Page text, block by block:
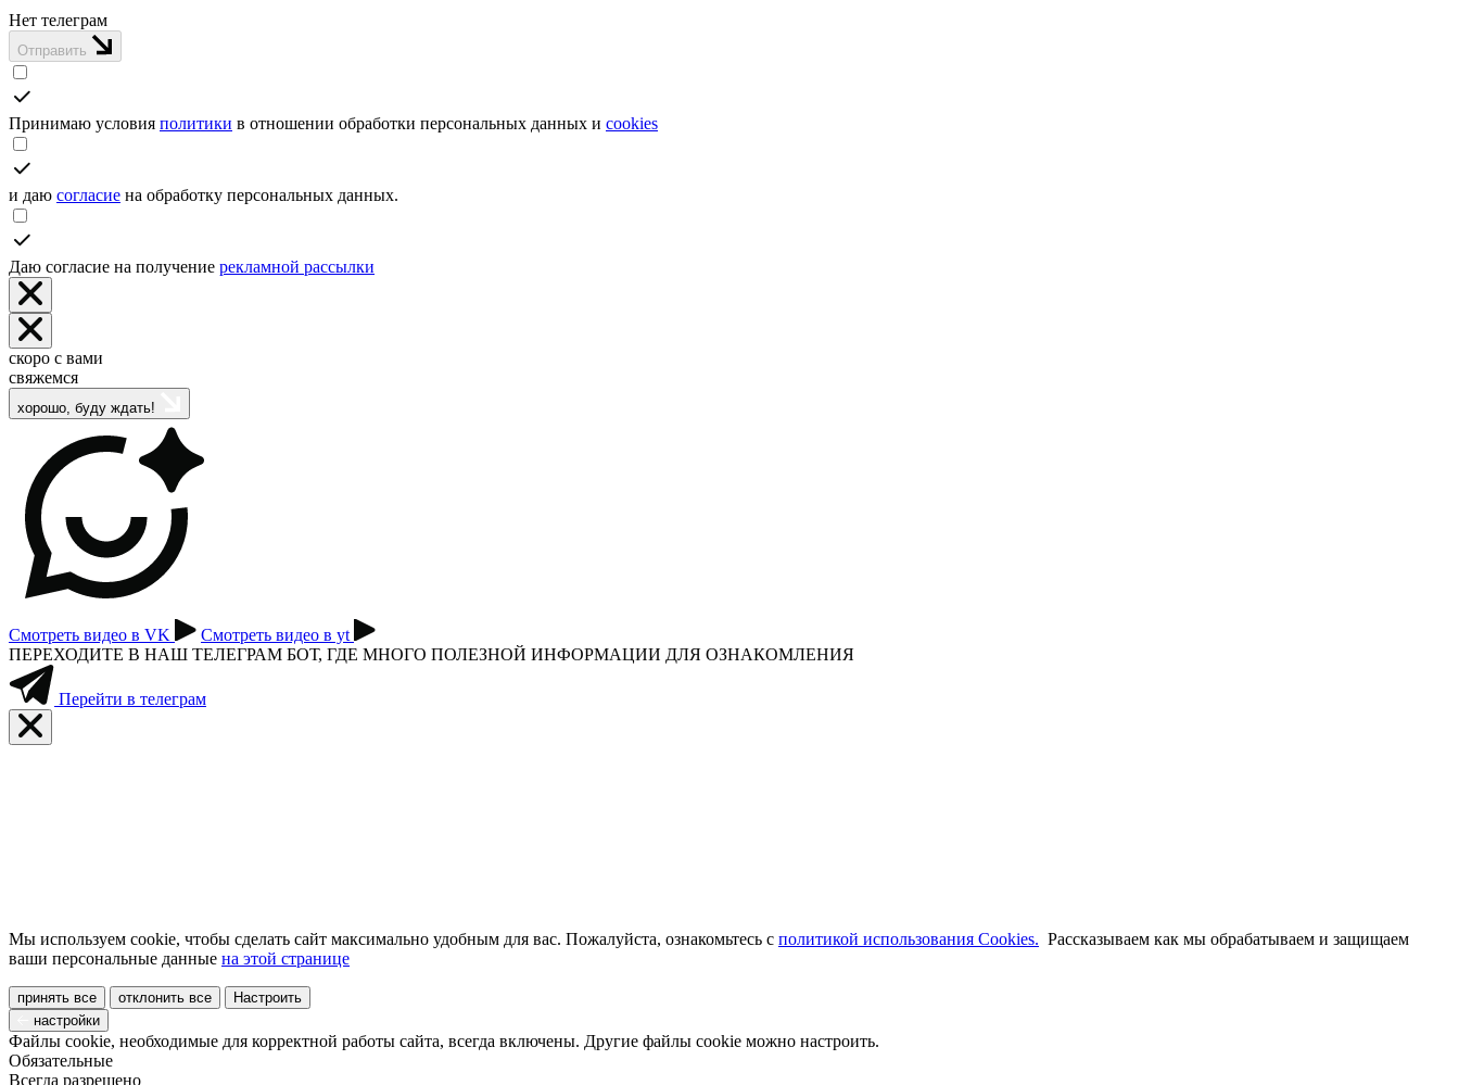
Нет телеграм
Отправить
Принимаю условия политики в отношении обработки персональных данных и cookies
и даю согласие на обработку персональных данных.
Даю согласие на получение рекламной рассылки
скоро с вами
свяжемся
хорошо, буду ждать!
Смотреть видео в VK
Смотреть видео в yt
ПЕРЕХОДИТЕ В НАШ ТЕЛЕГРАМ БОТ, ГДЕ МНОГО ПОЛЕЗНОЙ ИНФОРМАЦИИ ДЛЯ ОЗНАКОМЛЕНИЯ
Перейти в телеграм
Мы используем cookie, чтобы сделать сайт максимально удобным для вас. Пожалуйста, ознакомьтесь с политикой использования Cookies. Рассказываем как мы обрабатываем и защищаем
ваши персональные данные на этой странице
принять все отклонить все
Настроить
настройки
Файлы cookie, необходимые для корректной работы сайта, всегда включены. Другие файлы cookie можно настроить.
Обязательные
Всегда разрешено